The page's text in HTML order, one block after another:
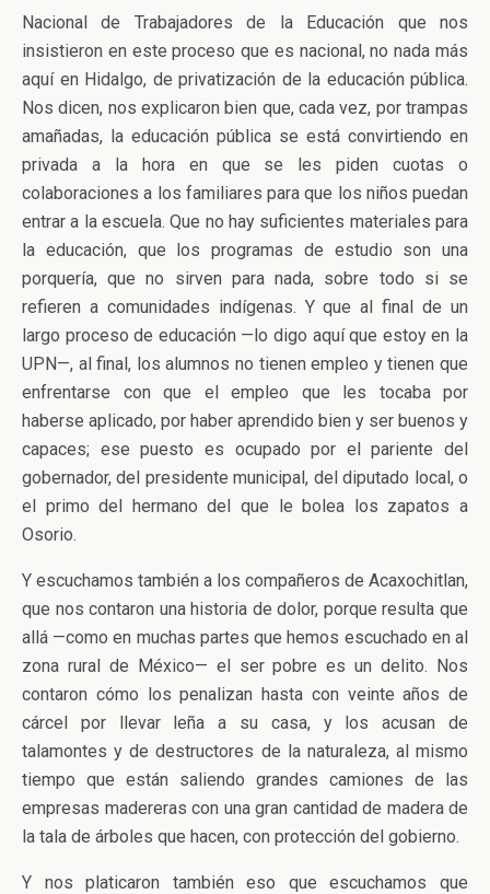
Nacional de Trabajadores de la Educación que nos
insistieron en este proceso que es nacional, no nada más
aquí en Hidalgo, de privatización de la educación pública.
Nos dicen, nos explicaron bien que, cada vez, por trampas
amañadas, la educación pública se está convirtiendo en
privada a la hora en que se les piden cuotas o
colaboraciones a los familiares para que los niños puedan
entrar a la escuela. Que no hay suficientes materiales para
la educación, que los programas de estudio son una
porquería, que no sirven para nada, sobre todo si se
refieren a comunidades indígenas. Y que al final de un
largo proceso de educación —lo digo aquí que estoy en la
UPN—, al final, los alumnos no tienen empleo y tienen que
enfrentarse con que el empleo que les tocaba por
haberse aplicado, por haber aprendido bien y ser buenos y
capaces; ese puesto es ocupado por el pariente del
gobernador, del presidente municipal, del diputado local, o
el primo del hermano del que le bolea los zapatos a
Osorio.
Y escuchamos también a los compañeros de Acaxochitlan,
que nos contaron una historia de dolor, porque resulta que
allá —como en muchas partes que hemos escuchado en al
zona rural de México— el ser pobre es un delito. Nos
contaron cómo los penalizan hasta con veinte años de
cárcel por llevar leña a su casa, y los acusan de
talamontes y de destructores de la naturaleza, al mismo
tiempo que están saliendo grandes camiones de las
empresas madereras con una gran cantidad de madera de
la tala de árboles que hacen, con protección del gobierno.
Y nos platicaron también eso que escuchamos que